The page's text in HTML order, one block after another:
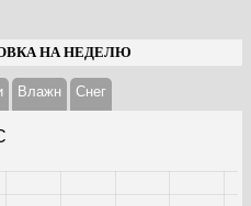
НА НЕДЕЛЮ
Влажн Cнег